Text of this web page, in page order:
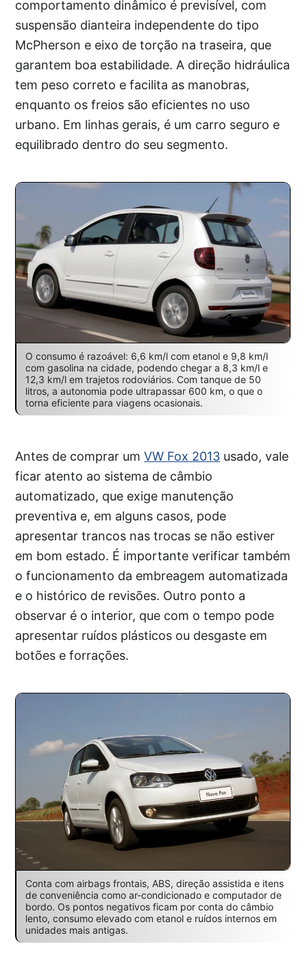
comportamento dinâmico é previsível, com
suspensão dianteira independente do tipo
McPherson e eixo de torção na traseira, que
garantem boa estabilidade. A direção hidráulica
tem peso correto e facilita as manobras,
enquanto os freios são eficientes no uso
urbano. Em linhas gerais, é um carro seguro e
equilibrado dentro do seu segmento.
O consumo é razoável: 6,6 km/l com etanol e 9,8 km/l
com gasolina na cidade, podendo chegar a 8,3 km/l e
12,3 km/l em trajetos rodoviários. Com tanque de 50
litros, a autonomia pode ultrapassar 600 km, o que o
torna eficiente para viagens ocasionais.
Antes de comprar umVW Fox 2013 usado, vale
ficar atento ao sistema de câmbio
automatizado, que exige manutenção
preventiva e, em alguns casos, pode
apresentar trancos nas trocas se não estiver
em bom estado. É importante verificar também
o funcionamento da embreagem automatizada
e o histórico de revisões. Outro ponto a
observar é o interior, que com o tempo pode
apresentar ruídos plásticos ou desgaste em
botões e forrações.
Conta com airbags frontais, ABS, direção assistida e itens
de conveniência como ar-condicionado e computador de
bordo. Os pontos negativos ficam por conta do câmbio
lento, consumo elevado com etanol e ruídos internos em
unidades mais antigas.